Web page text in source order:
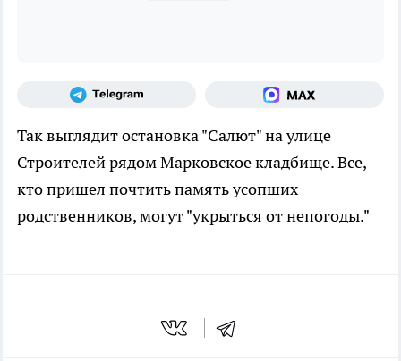
Так выглядит остановка "Салют" на улице
Строителей рядом Марковское кладбище. Все,
кто пришел почтить память усопших
родственников, могут "укрыться от непогоды."